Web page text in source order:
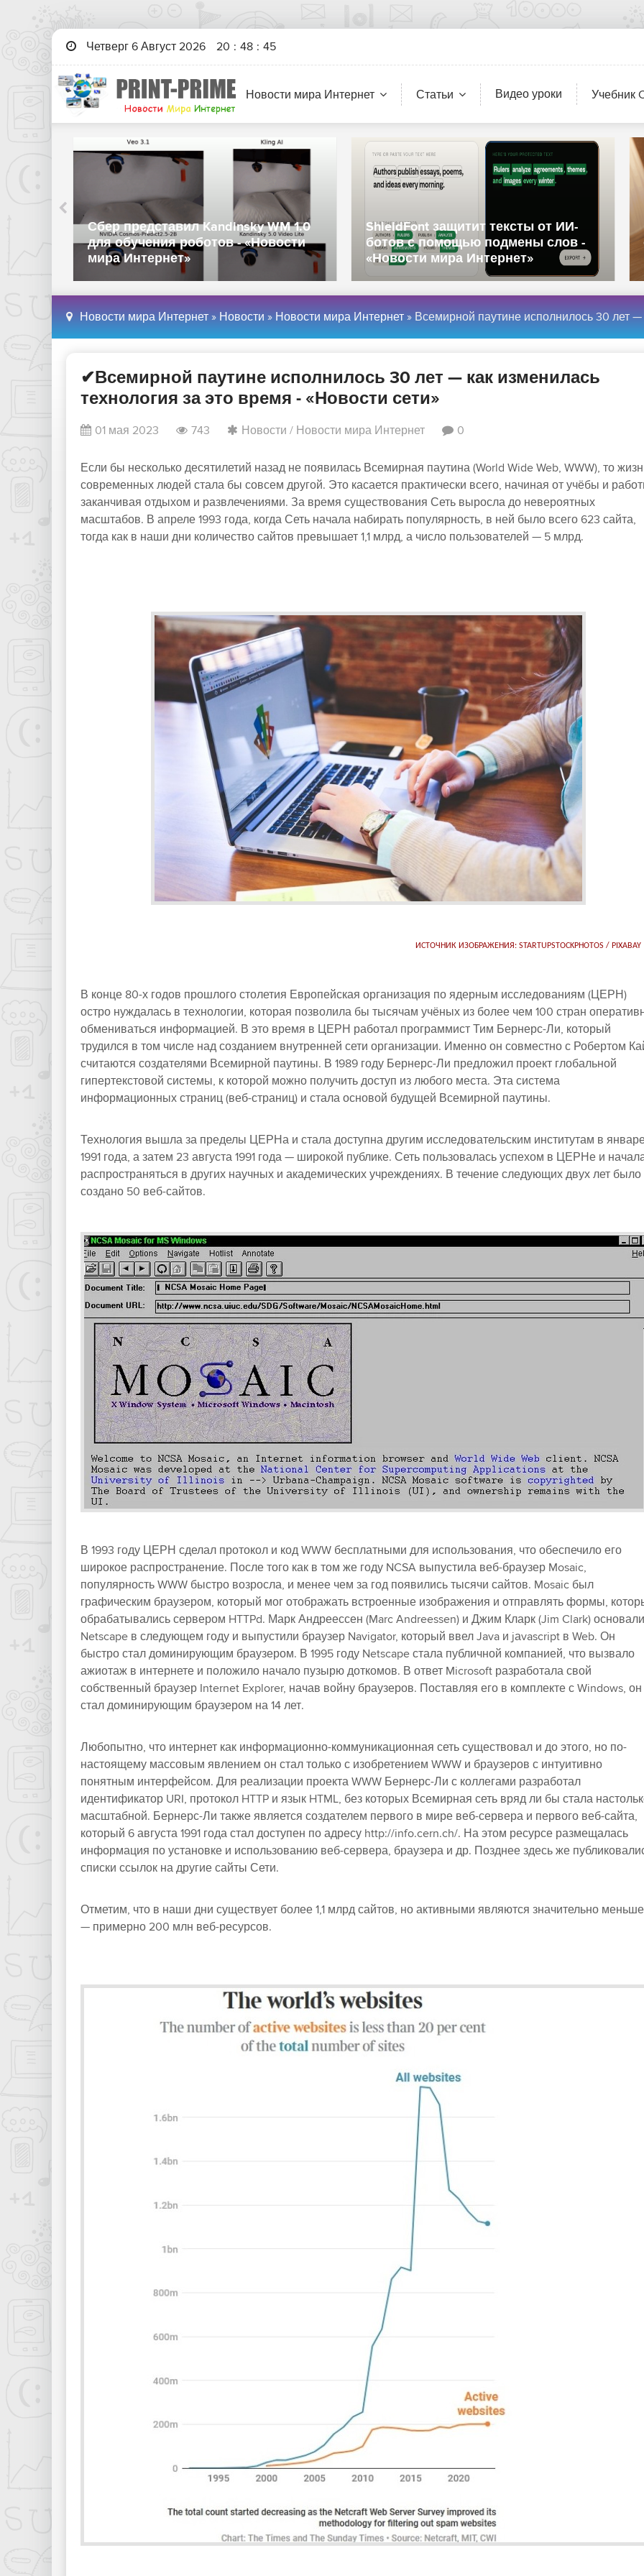
Четверг 6 Август 2026 20 : 48 : 47
Новости мира Интернет Статьи Видео уроки Учебник
Huawei выпустила универсальный
пауэрбанк с функцией офлайн-
отслеживания - «Новости мира
Интернет»
«Два миллиона печенек для двух
похвасталась ажиотажем вокруг
Resident Evil Veronica - «Новости
сети»
Новости мира Интернет » Новости » Новости мира Интернет » Всемирной паутине исполнилось 30 лет — как изменилась технология за это время -
✔Всемирной паутине исполнилось 30 лет — как изменилась
технология за это время - «Новости сети»
01 мая 2023 743 Новости / Новости мира Интернет 0
Если бы несколько десятилетий назад не появилась Всемирная паутина (World Wide Web, WWW), то
современных людей стала бы совсем другой. Это касается практически всего, начиная от учёбы и
заканчивая отдыхом и развлечениями. За время существования Сеть выросла до невероятных
масштабов. В апреле 1993 года, когда Сеть начала набирать популярность, в ней было всего 623 сайта,
тогда как в наши дни количество сайтов превышает 1,1 млрд, а число пользователей — 5 млрд.
ИСТОЧНИК ИЗОБРАЖЕНИЯ: STARTUPSTOCKPHOTOS / PIXABAY
В конце 80-х годов прошлого столетия Европейская организация по ядерным исследованиям (ЦЕРН)
остро нуждалась в технологии, которая позволила бы тысячам учёных из более чем 100 стран
обмениваться информацией. В это время в ЦЕРН работал программист Тим Бернерс-Ли, который
трудился в том числе над созданием внутренней сети организации. Именно он совместно с Робертом
считаются создателями Всемирной паутины. В 1989 году Бернерс-Ли предложил проект глобальной
гипертекстовой системы, к которой можно получить доступ из любого места. Эта система
информационных страниц (веб-страниц) и стала основой будущей Всемирной паутины.
Технология вышла за пределы ЦЕРНа и стала доступна другим исследовательским институтам в
1991 года, а затем 23 августа 1991 года — широкой публике. Сеть пользовалась успехом в ЦЕРНе и
распространяться в других научных и академических учреждениях. В течение следующих двух лет было
создано 50 веб-сайтов.
В 1993 году ЦЕРН сделал протокол и код WWW бесплатными для использования, что обеспечило его
широкое распространение. После того как в том же году NCSA выпустила веб-браузер Mosaic,
популярность WWW быстро возросла, и менее чем за год появились тысячи сайтов. Mosaic был
графическим браузером, который мог отображать встроенные изображения и отправлять формы,
обрабатывались сервером HTTPd. Марк Андреессен (Marc Andreessen) и Джим Кларк (Jim Clark) основали
Netscape в следующем году и выпустили браузер Navigator, который ввел Java и jаvascript в Web. Он
быстро стал доминирующим браузером. В 1995 году Netscape стала публичной компанией, что вызвало
ажиотаж в интернете и положило начало пузырю доткомов. В ответ Microsoft разработала свой
собственный браузер Internet Explorer, начав войну браузеров. Поставляя его в комплекте с Windows, он
стал доминирующим браузером на 14 лет.
Любопытно, что интернет как информационно-коммуникационная сеть существовал и до этого, но по-
настоящему массовым явлением он стал только с изобретением WWW и браузеров с интуитивно
понятным интерфейсом. Для реализации проекта WWW Бернерс-Ли с коллегами разработал
идентификатор URI, протокол HTTP и язык HTML, без которых Всемирная сеть вряд ли бы стала
масштабной. Бернерс-Ли также является создателем первого в мире веб-сервера и первого веб-сайта,
который 6 августа 1991 года стал доступен по адресу http://info.cern.ch/. На этом ресурсе размещалась
информация по установке и использованию веб-сервера, браузера и др. Позднее здесь же
списки ссылок на другие сайты Сети.
Отметим, что в наши дни существует более 1,1 млрд сайтов, но активными являются значительно меньше
— примерно 200 млн веб-ресурсов.